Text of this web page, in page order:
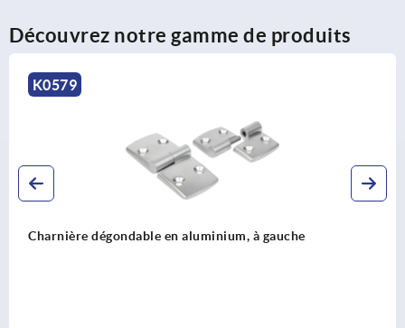
Découvrez notre gamme de produits
à gauche Charnière en plastique